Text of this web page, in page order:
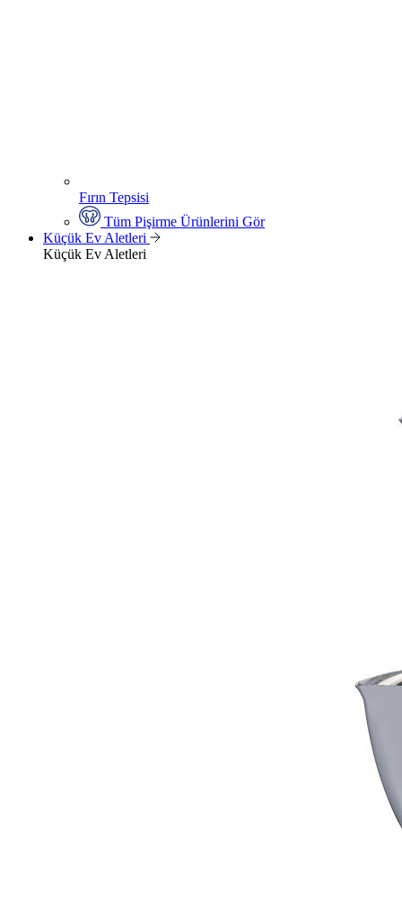
Fırın Tepsisi
Tüm Pişirme Ürünlerini Gör
Küçük Ev Aletleri
Küçük Ev Aletleri